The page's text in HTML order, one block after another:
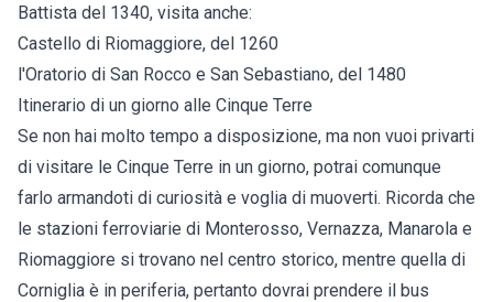
Battista del 1340, visita anche:
Castello di Riomaggiore, del 1260
l'Oratorio di San Rocco e San Sebastiano, del 1480
Itinerario di un giorno alle Cinque Terre
Se non hai molto tempo a disposizione, ma non vuoi privarti
di visitare le Cinque Terre in un giorno, potrai comunque
farlo armandoti di curiosità e voglia di muoverti. Ricorda che
le stazioni ferroviarie di Monterosso, Vernazza, Manarola e
Riomaggiore si trovano nel centro storico, mentre quella di
Corniglia è in periferia, pertanto dovrai prendere il bus